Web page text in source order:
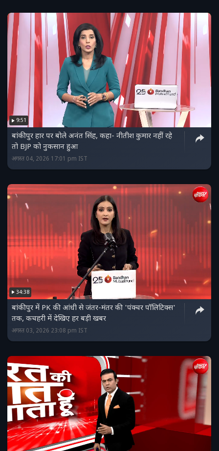
9:51
बांकीपुर हार पर बोले अनंत सिंह, कहा- नीतीश कुमार नहीं रहे
तो BJP को नुकसान हुआ
अगस्त 04, 2026 17:01 pm IST
34:38
बांकीपुर में PK की आंधी से जंतर-मंतर की 'पंक्‍चर पॉलिटिक्‍स'
तक, कचहरी में देखिए हर बड़ी खबर
अगस्त 03, 2026 23:08 pm IST